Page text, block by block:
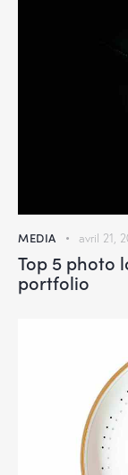
MEDIA avril 21,
Top 5 photo
portfolio